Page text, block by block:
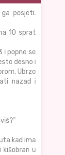
posjeti.
10 sprat
i popne se
desno i
Ubrzo
nazad i
kad ima
kišobran u